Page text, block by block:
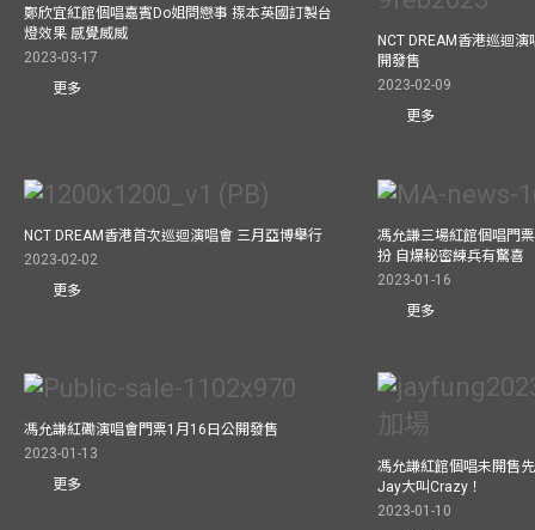
鄭欣宜紅館個唱嘉賓Do姐問戀事 揼本英國訂製台
燈效果 感覺威威
2023-03-17
更多
NCT DREAM香港巡迴
開發售
2023-02-09
更多
NCT DREAM香港首次巡迴演唱會 三月亞博舉行
2023-02-02
更多
馮允謙三場紅館個唱門
扮 自爆秘密練兵有驚喜
2023-01-16
更多
馮允謙紅磡演唱會門票1月16日公開發售
2023-01-13
更多
馮允謙紅館個唱未開售
Jay大叫Crazy！
2023-01-10